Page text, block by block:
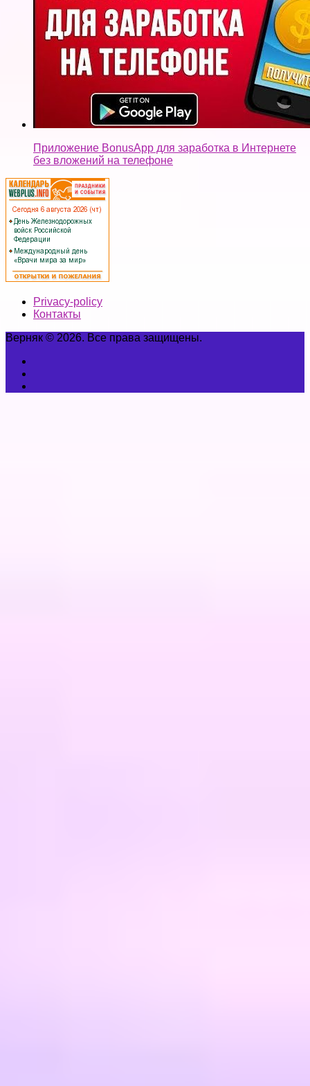
Приложение BonusApp для заработка в Интернете
без вложений на телефоне
Privacy-policy
Контакты
Верняк © 2026. Все права защищены.